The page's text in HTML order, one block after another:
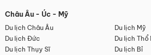
Châu Âu - Úc - Mỹ
Du lịch Châu Âu
Du lịch Mỹ
Du lịch Đức
Du lịch Thổ
Du lịch Thụy Sĩ
Du lịch Bỉ